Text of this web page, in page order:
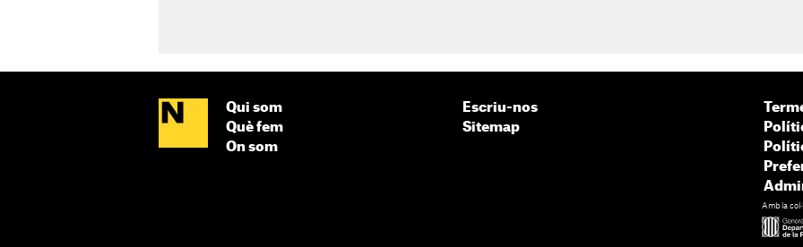
Qui som
Què fem
On som
Escriu-nos
Sitemap
Amb la